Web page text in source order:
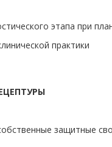
этапа при
практики
защитные